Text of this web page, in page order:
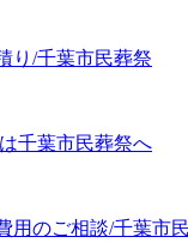
り/千葉市民葬祭
千葉市民葬祭へ
用のご相談/千葉市